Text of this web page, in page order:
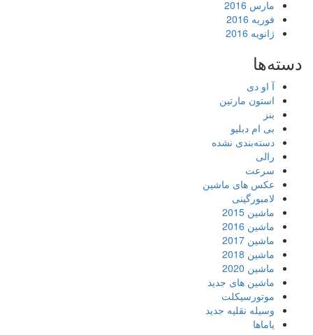
مارس 2016
فوریه 2016
ژانویه 2016
دسته‌ها
آ او دی
استون مارتین
بنز
بی ام دبلیو
دسته‌بندی نشده
رالی
سرعت
عکس های ماشین
لامبورگینی
ماشین 2015
ماشین 2016
ماشین 2017
ماشین 2018
ماشین 2020
ماشین های جدید
موتورسیکلت
وسیله نقلیه جدید
یاماها